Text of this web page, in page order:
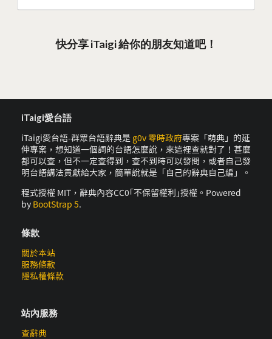
快分享 iTaigi 給你的朋友知道吧！
iTaigi愛台語
iTaigi愛台語-群眾台語辭典是 g0v 零時政府專案「萌典」的延
伸專案，想知道一個詞的台語怎麼說，來這裡查就對了！甚麼
都可以查，但不一定查得到，查不到時可以發問，或者自己發
明台語講法貢獻給大家，簡單說就是「自己的辭典自己編」。
程式授權 MIT，辭典內容CC0｢不保留權利｣授權。Powered
by BootStrap 5.
條款
關於本站
服務條款
隱私權條款
站內服務
查辭典